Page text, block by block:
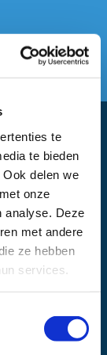
te
te bieden
delen we
onze
analyse. Deze
met andere
ze hebben
services.